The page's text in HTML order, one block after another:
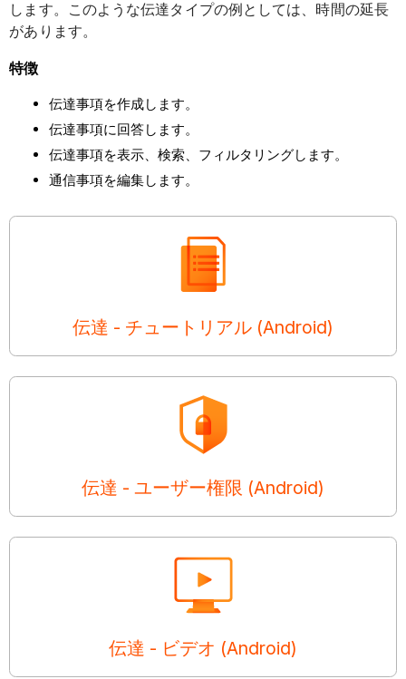
します。このような伝達タイプの例としては、時間の延長
があります。
特徴
伝達事項を作成します。
伝達事項に回答します。
伝達事項を表示、検索、フィルタリングします。
通信事項を編集します。
伝達 - チュートリアル (Android)
伝達 - ユーザー権限 (Android)
伝達 - ビデオ (Android)